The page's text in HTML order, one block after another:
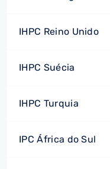
IHPC Reino Unido
IHPC Suécia
IHPC Turquia
IPC África do Sul